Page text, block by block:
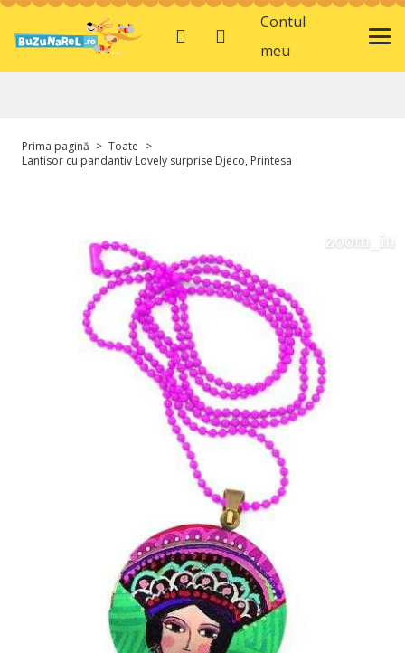
Contul
meu
Prima pagină > Toate >
Lantisor cu pandantiv Lovely surprise Djeco, Printesa